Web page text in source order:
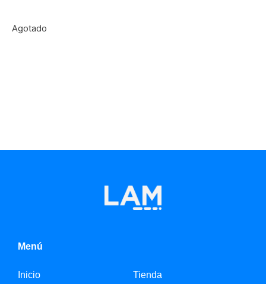
Agotado
Menú
Inicio
Tienda